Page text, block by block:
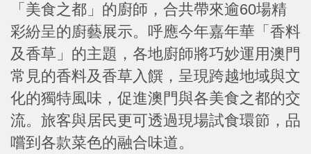
「美食之都」的廚師，合共帶來逾60場精
彩紛呈的廚藝展示。呼應今年嘉年華「香料
及香草」的主題，各地廚師將巧妙運用澳門
常見的香料及香草入饌，呈現跨越地域與文
化的獨特風味，促進澳門與各美食之都的交
流。旅客與居民更可透過現場試食環節，品
嚐到各款菜色的融合味道。